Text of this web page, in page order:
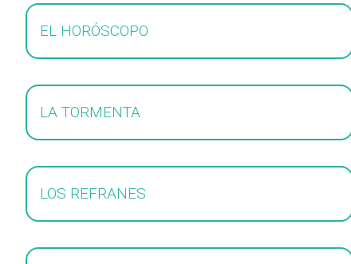
EL HORÓSCOPO
LA TORMENTA
LOS REFRANES